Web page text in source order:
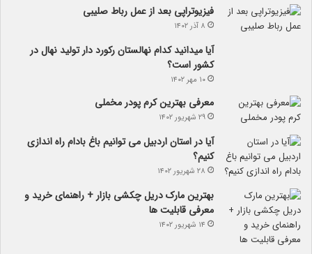
فیزیوتراپی بعد از عمل رباط صلیبی
۸ آذر ۱۴۰۲
آیا می­دانید کدام نهالستان رکورد دار تولید نهال­ در
کشور است؟
۱۰ مهر ۱۴۰۲
معرفی بهترین کرم پودر مخملی
۲۹ شهریور ۱۴۰۲
آیا در استان اردبیل می توانیم باغ بادام راه اندازی
کنیم؟
۲۸ شهریور ۱۴۰۲
بهترین مارک دریل چکشی بازار + راهنمای خرید و
معرفی قابلیت ها
۱۴ شهریور ۱۴۰۲